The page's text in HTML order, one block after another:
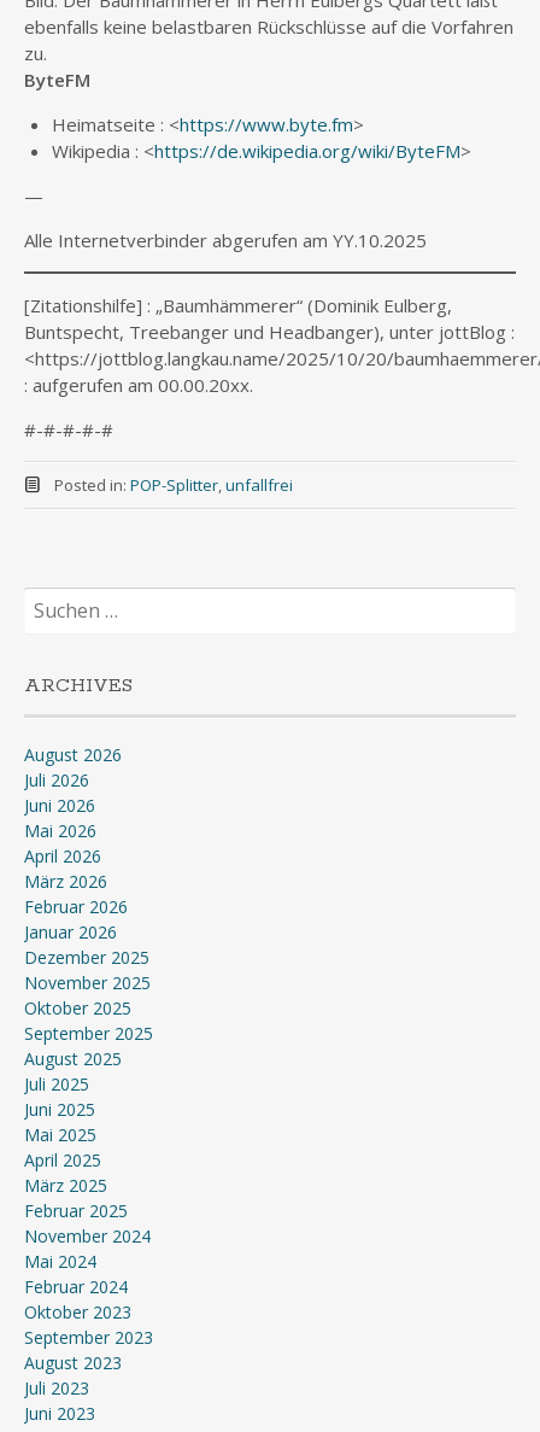
ebenfalls keine belastbaren Rückschlüsse auf die Vorfahren
zu.
ByteFM
Heimatseite : <https://www.byte.fm>
Wikipedia : <https://de.wikipedia.org/wiki/ByteFM>
—
Alle Internetverbinder abgerufen am YY.10.2025
[Zitationshilfe] : „Baumhämmerer“ (Dominik Eulberg,
Buntspecht, Treebanger und Headbanger), unter jottBlog :
<https://jottblog.langkau.name/2025/10/20/
: aufgerufen am 00.00.20xx.
#-#-#-#-#
Posted in: POP-Splitter,unfallfrei
Suchen
nach:
ARCHIVES
August 2026
Juli 2026
Juni 2026
Mai 2026
April 2026
März 2026
Februar 2026
Januar 2026
Dezember 2025
November 2025
Oktober 2025
September 2025
August 2025
Juli 2025
Juni 2025
Mai 2025
April 2025
März 2025
Februar 2025
November 2024
Mai 2024
Februar 2024
Oktober 2023
September 2023
August 2023
Juli 2023
Juni 2023